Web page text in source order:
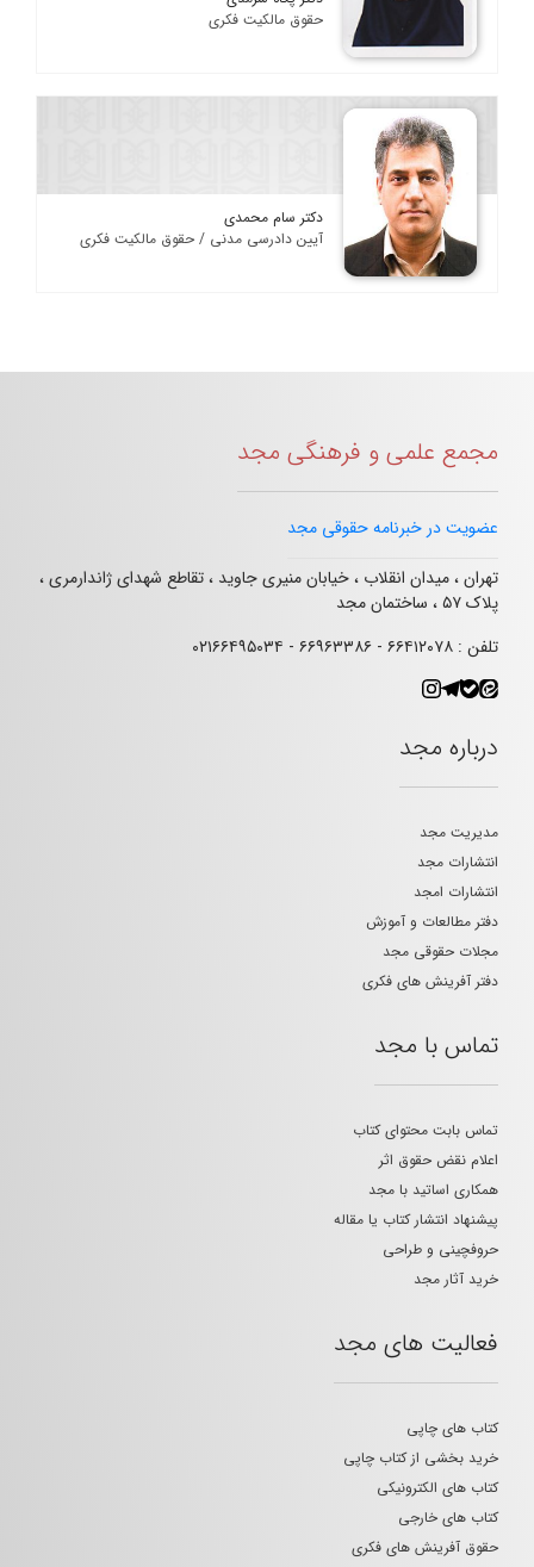
حقوق مالکیت فکری
دکتر سام محمدی
آیین دادرسی مدنی / حقوق مالکیت فکری
مجمع علمی و فرهنگی مجد
عضویت در خبرنامه حقوقی مجد
تهران ، میدان انقلاب ، خیابان منیری جاوید ، تقاطع شهدای ژاندارمری ،
پلاک ۵۷ ، ساختمان مجد
تلفن : ۶۶۴۱۲۰۷۸ - ۶۶۹۶۳۳۸۶ - ۰۲۱۶۶۴۹۵۰۳۴
درباره مجد
مدیریت مجد
انتشارات مجد
انتشارات امجد
دفتر مطالعات و آموزش
مجلات حقوقی مجد
دفتر آفرینش های فکری
تماس با مجد
تماس بابت محتوای کتاب
اعلام نقض حقوق اثر
همکاری اساتید با مجد
پیشنهاد انتشار کتاب یا مقاله
حروفچینی و طراحی
خرید آثار مجد
فعالیت های مجد
کتاب های چاپی
خرید بخشی از کتاب چاپی
کتاب های الکترونیکی
کتاب های خارجی
حقوق آفرینش های فکری